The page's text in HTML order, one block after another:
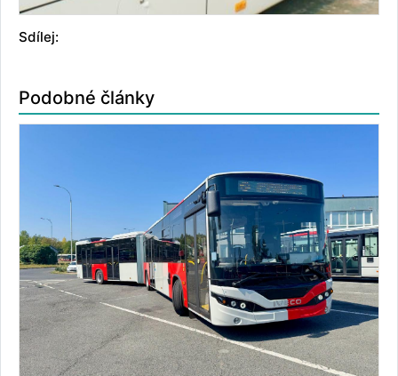
Sdílej:
Podobné články